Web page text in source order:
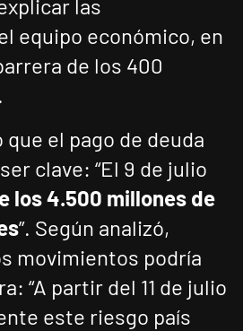
las
equipo económico, en
de los 400
el pago de deuda
clave: “El 9 de julio
los 4.500 millones de
”. Según analizó,
movimientos podría
“A partir del 11 de julio
este riesgo país